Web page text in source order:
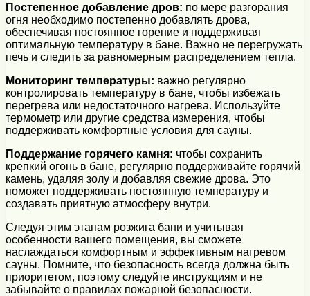
Постепенное добавление дров: по мере разгорания
огня необходимо постепенно добавлять дрова,
обеспечивая постоянное горение и поддерживая
оптимальную температуру в бане. Важно не перегружать
печь и следить за равномерным распределением тепла.
Мониторинг температуры: важно регулярно
контролировать температуру в бане, чтобы избежать
перегрева или недостаточного нагрева. Используйте
термометр или другие средства измерения, чтобы
поддерживать комфортные условия для сауны.
Поддержание горячего камня: чтобы сохранить
крепкий огонь в бане, регулярно поддерживайте горячий
камень, удаляя золу и добавляя свежие дрова. Это
поможет поддерживать постоянную температуру и
создавать приятную атмосферу внутри.
Следуя этим этапам розжига бани и учитывая
особенности вашего помещения, вы сможете
наслаждаться комфортным и эффективным нагревом
сауны. Помните, что безопасность всегда должна быть
приоритетом, поэтому следуйте инструкциям и не
забывайте о правилах пожарной безопасности.